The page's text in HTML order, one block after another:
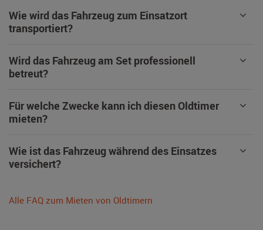
Wie wird das Fahrzeug zum Einsatzort
transportiert?
Wird das Fahrzeug am Set professionell
betreut?
Für welche Zwecke kann ich diesen Oldtimer
mieten?
Wie ist das Fahrzeug während des Einsatzes
versichert?
Alle FAQ zum Mieten von Oldtimern